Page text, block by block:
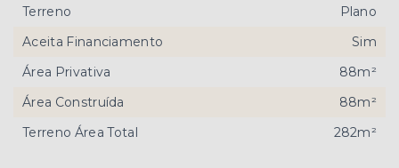
Terreno
Plano
Aceita Financiamento
Sim
Área Privativa
88m²
Área Construída
88m²
Terreno Área Total
282m²